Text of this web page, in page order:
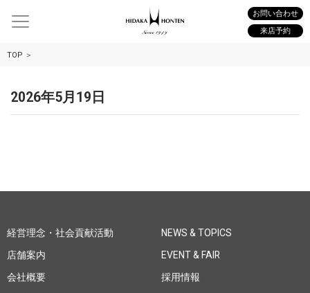
お問い合わせ
来店予約
TOP
2026年5月19日
経営理念・社会貢献活動
店舗案内
会社概要
NEWS & TOPICS
EVENT & FAIR
採用情報